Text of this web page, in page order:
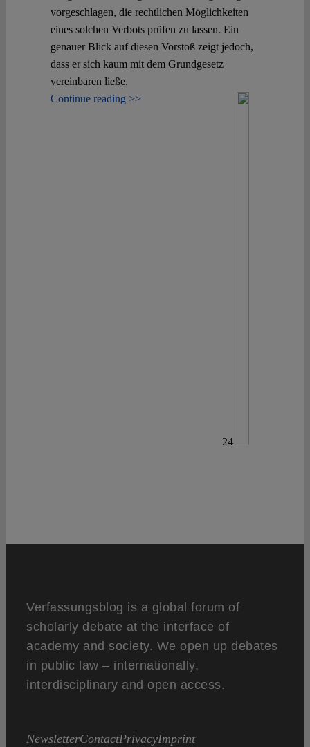
vorgeschlagen, die rechtlichen Möglichkeiten
eines solchen Verbots prüfen zu lassen. Ein
genauer Blick auf diesen Vorstoß zeigt jedoch,
dass er sich kaum mit dem Grundgesetz
vereinbaren ließe.
Continue reading >>
24
Verfassungsblog is a global forum of
scholarly debate at the interface of
academy and society. We open up debates
in public law – internationally,
interdisciplinary and open access.
NewsletterContactPrivacyImprint